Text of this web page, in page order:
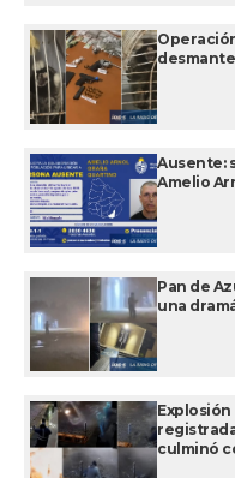
Ausente:
Amelio
Pan de
una
culminó